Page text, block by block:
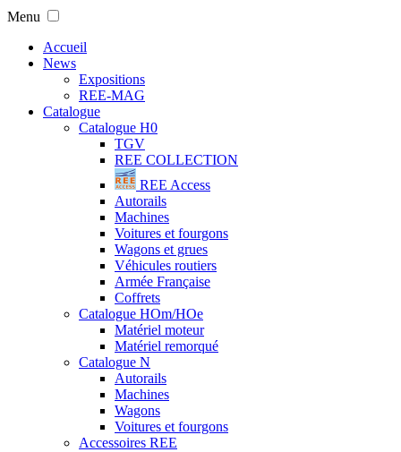
Menu
Accueil
News
Expositions
REE-MAG
Catalogue
Catalogue H0
TGV
REE COLLECTION
REE Access
Autorails
Machines
Voitures et fourgons
Wagons et grues
Véhicules routiers
Armée Française
Coffrets
Catalogue HOm/HOe
Matériel moteur
Matériel remorqué
Catalogue N
Autorails
Machines
Wagons
Voitures et fourgons
Accessoires REE